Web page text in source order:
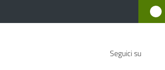
Seguici su